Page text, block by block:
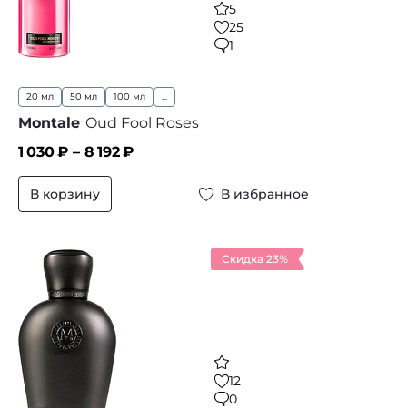
5
25
1
20 мл 50 мл 100 мл ...
Montale Oud Fool Roses
1 030₽ – 8 192₽
В корзину В избранное
Скидка 23%
12
0